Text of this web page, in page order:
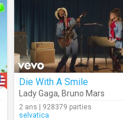
Die With A Smile
Lady Gaga, Bruno Mars
2 ans | 928379 parties
selvatica